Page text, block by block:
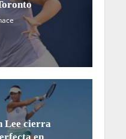
Lee cierra